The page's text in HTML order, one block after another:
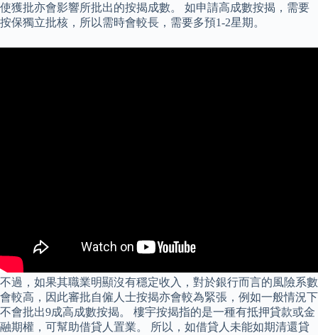
使獲批亦會影響所批出的按揭成數。 如申請高成數按揭，需要
按保獨立批核，所以需時會較長，需要多預1-2星期。
不過，如果其職業明顯沒有穩定收入，對於銀行而言的風險系數
會較高，因此審批自僱人士按揭亦會較為緊張，例如一般情況下
不會批出9成高成數按揭。 樓宇按揭指的是一種有抵押貸款或金
融期權，可幫助借貸人置業。 所以，如借貸人未能如期清還貸